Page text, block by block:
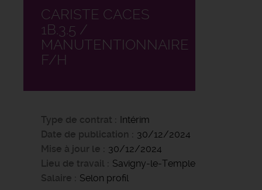
CARISTE CACES
1B.3.5 /
MANUTENTIONNAIRE
F/H
Type de contrat
Intérim
Date de publication
30/12/2024
Mise à jour le
30/12/2024
Lieu de travail
Savigny-le-Temple
Salaire
Selon profil